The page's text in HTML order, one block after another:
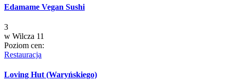
Edamame Vegan Sushi
3
w Wilcza 11
Poziom cen:
Restauracja
Loving Hut (Waryńskiego)